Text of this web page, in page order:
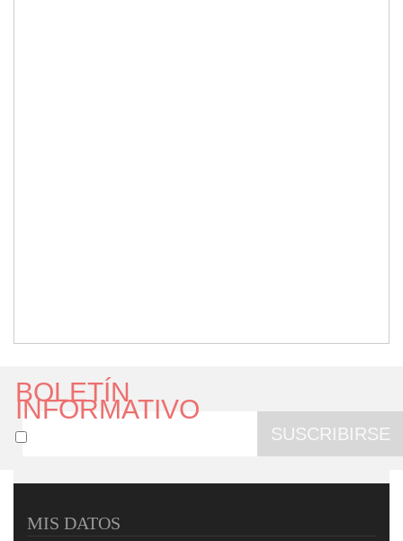
BOLETÍN
INFORMATIVO
SUSCRIBIRSE
MIS DATOS